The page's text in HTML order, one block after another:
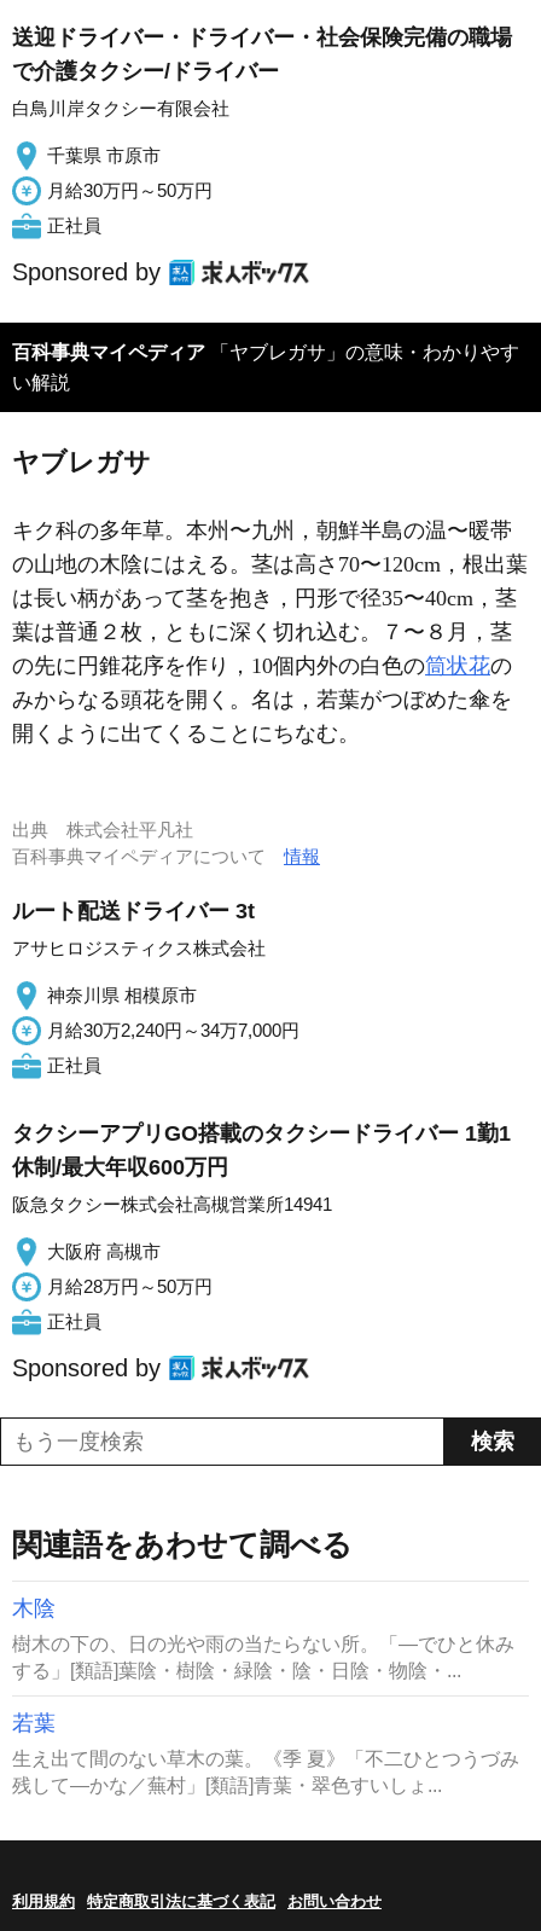
送迎ドライバー・ドライバー・社会保険完備の職場
で介護タクシー/ドライバー
白鳥川岸タクシー有限会社
千葉県 市原市
月給30万円～50万円
正社員
Sponsored by
百科事典マイペディア 「ヤブレガサ」の意味・わかりやす
い解説
ヤブレガサ
キク科の多年草。本州〜九州，朝鮮半島の温〜暖帯
の山地の木陰にはえる。茎は高さ70〜120cm，根出葉
は長い柄があって茎を抱き，円形で径35〜40cm，茎
葉は普通２枚，ともに深く切れ込む。７〜８月，茎
の先に円錐花序を作り，10個内外の白色の筒状花の
みからなる頭花を開く。名は，若葉がつぼめた傘を
開くように出てくることにちなむ。
出典 株式会社平凡社
百科事典マイペディアについて情報
ルート配送ドライバー 3t
アサヒロジスティクス株式会社
神奈川県 相模原市
月給30万2,240円～34万7,000円
正社員
タクシーアプリGO搭載のタクシードライバー 1勤1
休制/最大年収600万円
阪急タクシー株式会社高槻営業所14941
大阪府 高槻市
月給28万円～50万円
正社員
Sponsored by
関連語をあわせて調べる
木陰
樹木の下の、日の光や雨の当たらない所。「―でひと休み
する」[類語]葉陰・樹陰・緑陰・陰・日陰・物陰・...
若葉
生え出て間のない草木の葉。《季 夏》「不二ひとつうづみ
残して―かな／蕪村」[類語]青葉・翠色すいしょ...
利用規約 特定商取引法に基づく表記 お問い合わせ